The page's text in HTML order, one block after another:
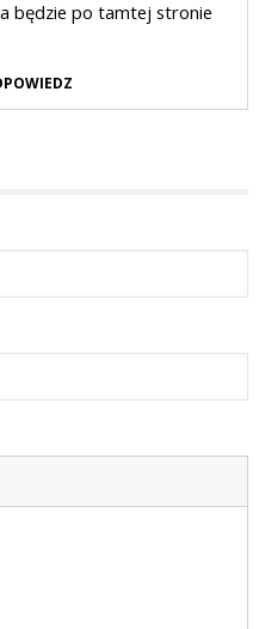
będzie po tamtej stronie